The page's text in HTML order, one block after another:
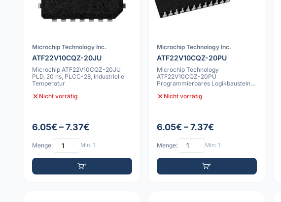
Microchip Technology Inc.
ATF22V10CQZ-20JU
Microchip ATF22V10CQZ-20JU
PLD, 20 ns, PLCC-28, Industrielle
Temperatur
Nicht vorrätig
6.05€ – 7.37€
Menge: Min: 1
Microchip Technology Inc.
ATF22V10CQZ-20PU
Microchip Technology
ATF22V10CQZ-20PU
Programmierbares Logikbaustein
Nicht vorrätig
6.05€ – 7.37€
Menge: Min: 1